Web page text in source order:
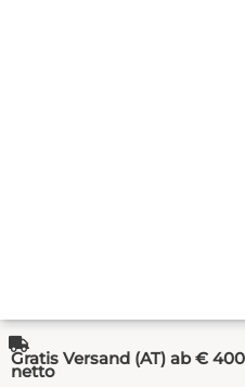
Gratis Versand (AT) ab €
netto